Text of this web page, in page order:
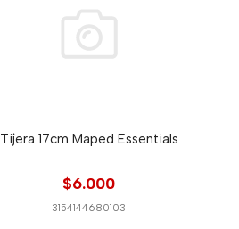
Tijera 17cm Maped Essentials
$6.000
3154144680103